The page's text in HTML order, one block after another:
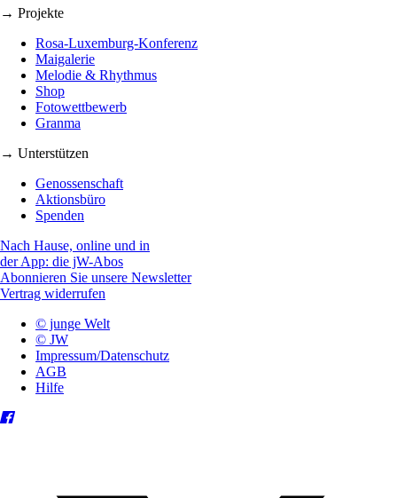
→ Projekte
Rosa-Luxemburg-Konferenz
Maigalerie
Melodie & Rhythmus
Shop
Fotowettbewerb
Granma
→ Unterstützen
Genossenschaft
Aktionsbüro
Spenden
Nach Hause, online und in
der App: die jW-Abos
Abonnieren Sie unsere Newsletter
Vertrag widerrufen
© junge Welt
© JW
Impressum/Datenschutz
AGB
Hilfe